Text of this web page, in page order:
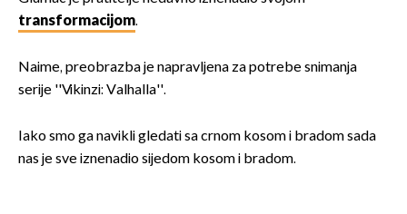
transformacijom.
Naime, preobrazba je napravljena za potrebe snimanja
serije ''Vikinzi: Valhalla''.
Iako smo ga navikli gledati sa crnom kosom i bradom sada
nas je sve iznenadio sijedom kosom i bradom.